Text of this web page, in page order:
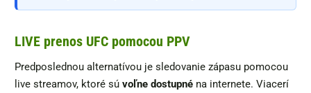
LIVE prenos UFC pomocou PPV
Predposlednou alternatívou je sledovanie zápasu pomocou
live streamov, ktoré sú voľne dostupné na internete. Viacerí